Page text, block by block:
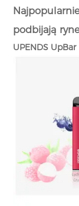
podbijają
UPENDS UpBar